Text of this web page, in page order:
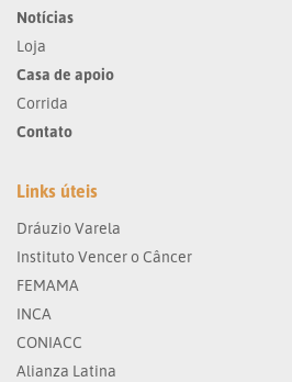
Notícias
Loja
Casa de apoio
Corrida
Contato
Links úteis
Dráuzio Varela
Instituto Vencer o Câncer
FEMAMA
INCA
CONIACC
Alianza Latina